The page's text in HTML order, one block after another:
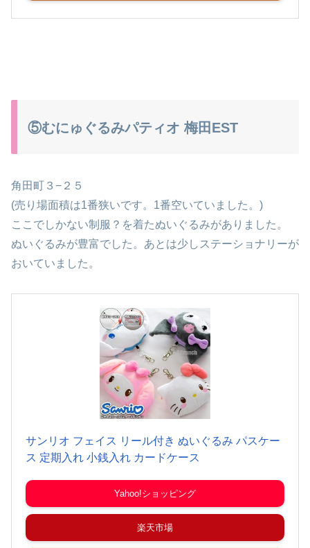
⑤むにゅぐるみパティオ 梅田EST
角田町３−２５
(売り場面積は1番狭いです。1番空いていました。)
ここでしかない制服？を着たぬいぐるみがありました。
ぬいぐるみが豊富でした。あとは少しステーショナリーが
おいていました。
サンリオ フェイス リール付き ぬいぐるみ パスケー
ス 定期入れ 小銭入れ カードケース
Yahoo!ショッピング
楽天市場